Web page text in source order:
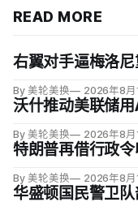
READ MORE
右翼对手逼梅洛
By 美轮美换 2026年8月
沃什推动美联储
By 美轮美换 2026年8月
特朗普再借行政
By 美轮美换 2026年8月
华盛顿国民警卫